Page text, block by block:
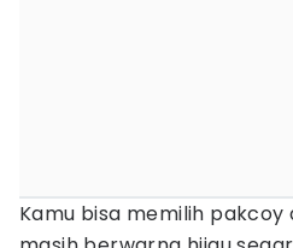
Kamu bisa memilih pakcoy